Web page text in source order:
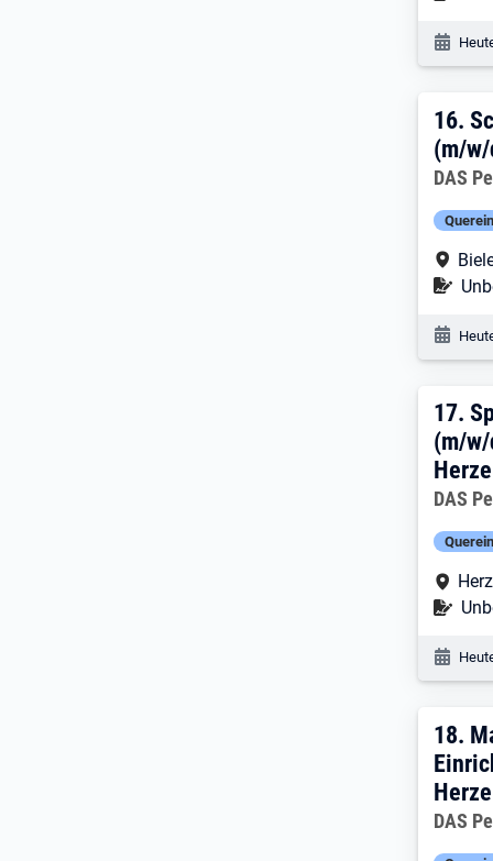
16.
16.
(m/
DAS
17.
17.
(m/
DAS
18.
18.
DAS